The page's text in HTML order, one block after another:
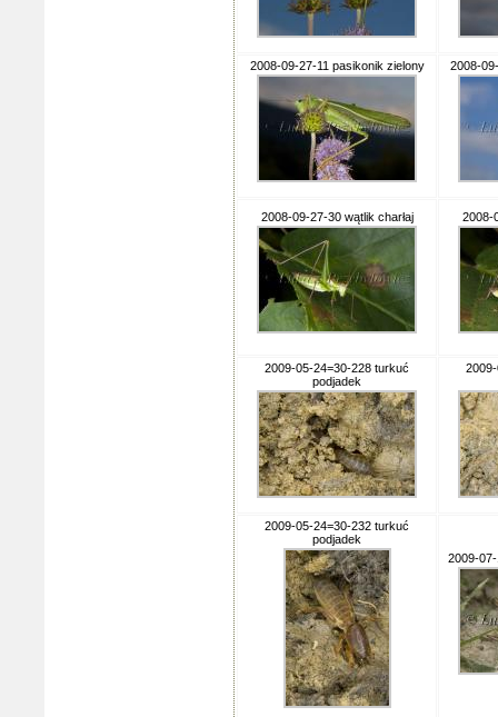
2008-09-27-11 pasikonik zielony 2008-
2008-09-27-30 wątlik charłaj 2008-
2009-05-24=30-228 turkuć
podjadek
2009-05-24=30-232 turkuć
podjadek
2009-